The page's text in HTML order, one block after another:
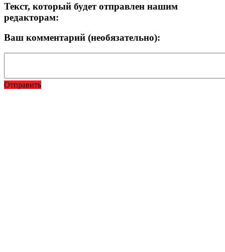
Текст, который будет отправлен нашим
редакторам:
Ваш комментарий (необязательно):
Отправить